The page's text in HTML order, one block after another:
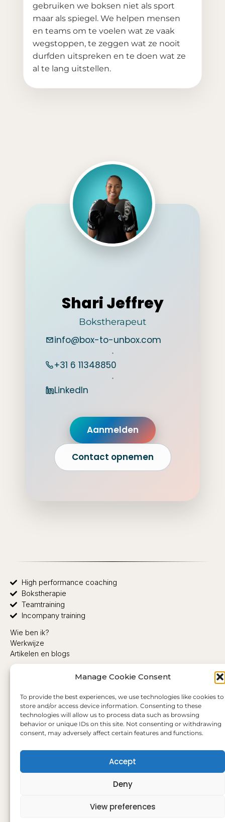
Manage Cookie Consent
To provide the best experiences, we use technologies like cookies to
store and/or access device information. Consenting to these
technologies will allow us to process data such as browsing
behavior or unique IDs on this site. Not consenting or withdrawing
consent, may adversely affect certain features and functions.
Accept
Deny
View preferences
gebruiken we boksen niet als sport
maar als spiegel. We helpen mensen
en teams om te voelen wat ze vaak
wegstoppen, te zeggen wat ze nooit
durfden uitspreken en te doen wat ze
al te lang uitstellen.
Shari Jeffrey
Bokstherapeut
info@box-to-unbox.com
•
+31 6 11348850
•
LinkedIn
Aanmelden
Contact opnemen
High performance coaching
Bokstherapie
Teamtraining
Incompany training
Wie ben ik?
Werkwijze
Artikelen en blogs
Privacy
Algemene Voorwaarden
+31 6 11 34 88 50
info@box-to-unbox.com
KVK-nummer 92267556
BTW-nummer NL004946557B83
©2026 Box to Unbox - Alle rechten voorbehouden.